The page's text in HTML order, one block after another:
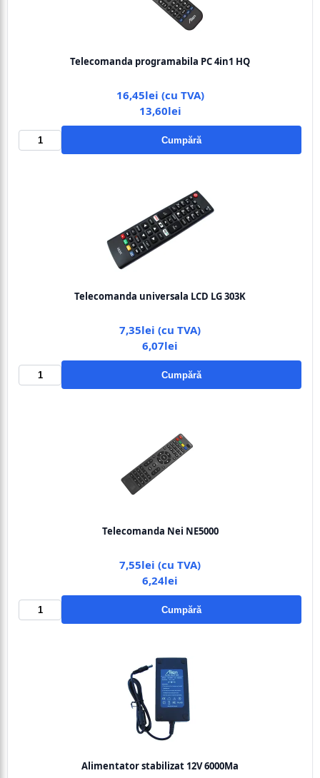
Telecomanda programabila PC 4in1 HQ
16,45lei (cu TVA)
13,60lei
Cumpără
Telecomanda universala LCD LG 303K
7,35lei (cu TVA)
6,07lei
Cumpără
Telecomanda Nei NE5000
7,55lei (cu TVA)
6,24lei
Cumpără
Alimentator stabilizat 12V 6000Ma